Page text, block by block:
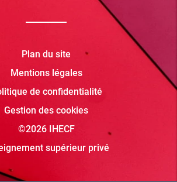
Plan du site
Mentions légales
de confidentialité
Gestion des cookies
©2026 IHECF
supérieur privé